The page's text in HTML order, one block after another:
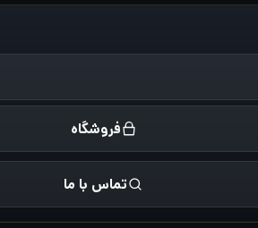
فروشگاه
تماس با ما